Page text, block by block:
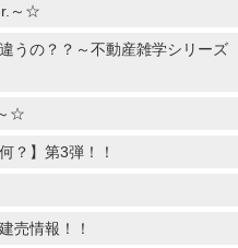
～☆
うの？？～不動産雑学シリーズ
☆
？】第3弾！！
売情報！！